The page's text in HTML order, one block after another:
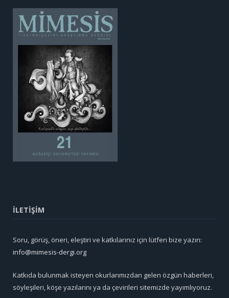
İLETİŞİM
Soru, görüş, öneri, eleştiri ve katkılarınız için lütfen bize yazın:
info@mimesis-dergi.org
Katkıda bulunmak isteyen okurlarımızdan gelen özgün haberleri,
söyleşileri, köşe yazılarını ya da çevirileri sitemizde yayımlıyoruz.